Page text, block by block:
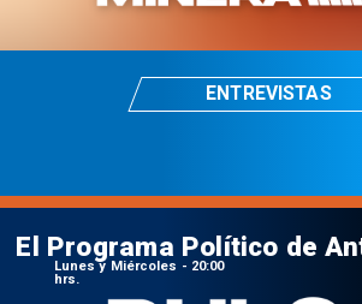
ENTREVISTAS
El Programa Político de
Lunes y Miércoles - 20:00
hrs.